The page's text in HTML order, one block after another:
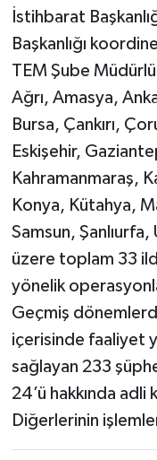
İstihbarat
Başkanlığı
TEM Şube
Ağrı, Amasya,
Bursa, Çankırı,
Eskişehir,
Kahramanmaraş,
Konya, Kütahya,
Samsun,
üzere toplam 33
yönelik
Geçmiş
içerisinde faaliyet
sağlayan 233
24’ü hakkında
Diğerlerinin
Uğurludağ